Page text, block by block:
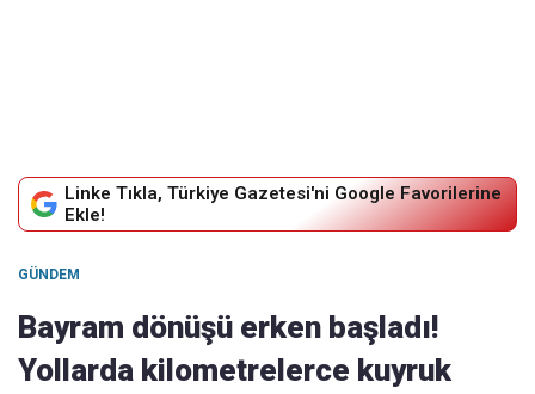
Linke Tıkla, Türkiye Gazetesi'ni Google Favorilerine
Ekle!
GÜNDEM
Bayram dönüşü erken başladı!
Yollarda kilometrelerce kuyruk